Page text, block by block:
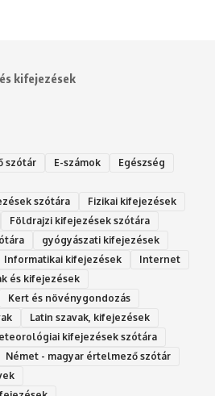
kifejezések
szótár E-számok
Egészség
szótára
Fizikai kifejezések
Földrajzi kifejezések szótára
gyógyászati kifejezések
Informatikai kifejezések
Internet
és kifejezések
Kert és növénygondozás
Latin szavak, kifejezések
kifejezések szótára
Német - magyar értelmező szótár